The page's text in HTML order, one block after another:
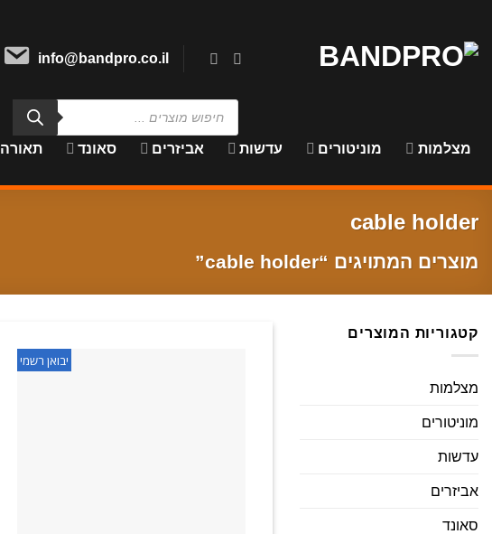
content
info@bandpro.co.il
Products
search
מצלמות מוניטורים עדשות אביזרים סאונד תאורה
cable holder
מוצרים המתויגים “cable holder”
קטגוריות המוצרים
מצלמות
מוניטורים
עדשות
אביזרים
סאונד
יבואן רשמי